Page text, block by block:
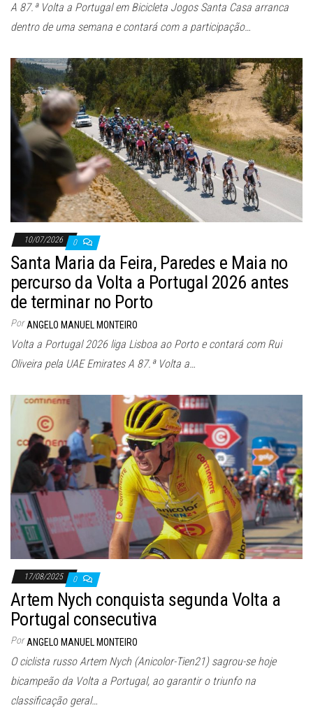
A 87.ª Volta a Portugal em Bicicleta Jogos Santa Casa arranca
dentro de uma semana e contará com a participação…
10/07/2026 0
Santa Maria da Feira, Paredes e Maia no
percurso da Volta a Portugal 2026 antes
de terminar no Porto
Por ANGELO MANUEL MONTEIRO
Volta a Portugal 2026 liga Lisboa ao Porto e contará com Rui
Oliveira pela UAE Emirates A 87.ª Volta a…
17/08/2025 0
Artem Nych conquista segunda Volta a
Portugal consecutiva
Por ANGELO MANUEL MONTEIRO
O ciclista russo Artem Nych (Anicolor-Tien21) sagrou-se hoje
bicampeão da Volta a Portugal, ao garantir o triunfo na
classificação geral…